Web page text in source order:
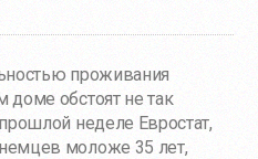
проживания
доме обстоят не так
неделе Евростат,
моложе 35 лет,